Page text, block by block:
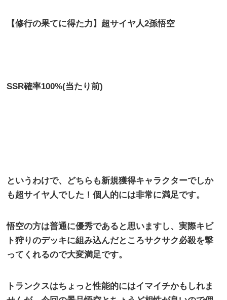
【修行の果てに得た力】超サイヤ人2孫悟空
SSR確率100%(当たり前)
というわけで、どちらも新規獲得キャラクターでしか
も超サイヤ人でした！個人的には非常に満足です。
悟空の方は普通に優秀であると思いますし、実際キビ
ト狩りのデッキに組み込んだところサクサク必殺を撃
ってくれるので大変満足です。
トランクスはちょっと性能的にはイマイチかもしれま